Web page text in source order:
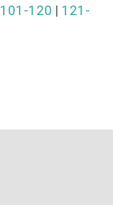
101-120 | 121-